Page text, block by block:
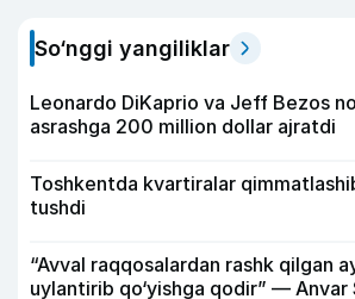
So‘nggi yangiliklar
Leonardo DiKaprio va Jeff Bezos
asrashga 200 million dollar ajratdi
Toshkentda kvartiralar
tushdi
“Avval raqqosalardan rashk qilgan
uylantirib qo‘yishga qodir” —